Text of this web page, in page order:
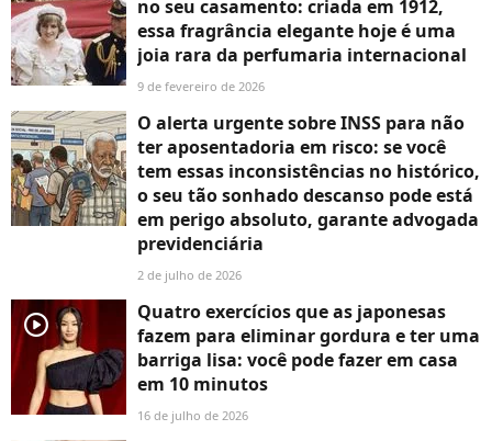
no seu casamento: criada em 1912,
essa fragrância elegante hoje é uma
joia rara da perfumaria internacional
9 de fevereiro de 2026
O alerta urgente sobre INSS para não
ter aposentadoria em risco: se você
tem essas inconsistências no histórico,
o seu tão sonhado descanso pode está
em perigo absoluto, garante advogada
previdenciária
2 de julho de 2026
player2
Quatro exercícios que as japonesas
fazem para eliminar gordura e ter uma
barriga lisa: você pode fazer em casa
em 10 minutos
16 de julho de 2026